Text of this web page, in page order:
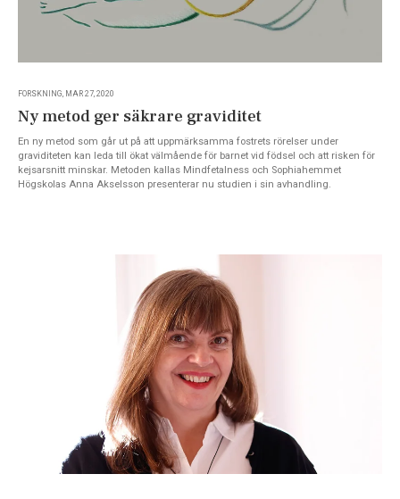
FORSKNING, MAR 27, 2020
Ny metod ger säkrare graviditet
En ny metod som går ut på att uppmärksamma fostrets rörelser under
graviditeten kan leda till ökat välmående för barnet vid födsel och att risken för
kejsarsnitt minskar. Metoden kallas Mindfetalness och Sophiahemmet
Högskolas Anna Akselsson presenterar nu studien i sin avhandling.